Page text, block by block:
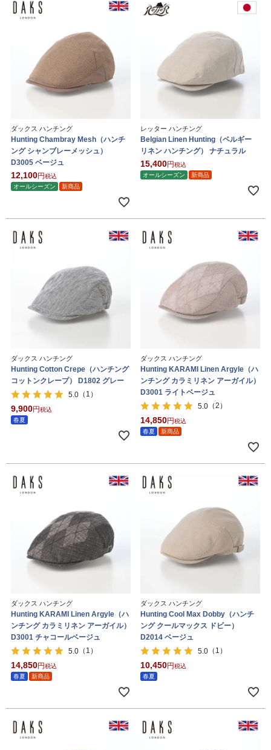
ダックス ハンチング
Hunting Chambray Mesh（ハンチ
ング シャンブレーメッシュ）
D3005 ベージュ
12,100
税込
オールシーズン
新商品
レッター ハンチング
Belgian Linen Hunting（ベルギー
リネン ハンチング） ナチュラル
15,400
税込
オールシーズン
新商品
ダックス ハンチング
Hunting Cotton Crepe（ハンチング
コットンクレープ） D1802 グレー
5.0 （1）
9,900
税込
春夏
ダックス ハンチング
Hunting KARAMI Linen Argyle（ハ
ンチング カラミリネン アーガイル）
D3001 ライトベージュ
5.0 （2）
14,850
税込
春夏
新商品
ダックス ハンチング
Hunting KARAMI Linen Argyle（ハ
ンチング カラミリネン アーガイル）
D3001 チャコールベージュ
5.0 （1）
14,850
税込
春夏
新商品
ダックス ハンチング
Hunting Cool Max Dobby（ハンチ
ング クールマックス ドビー）
D2014 ベージュ
5.0 （1）
10,450
税込
春夏